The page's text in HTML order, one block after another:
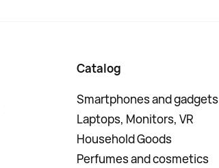
Catalog
Smartphones and gadgets
Laptops, Monitors, VR
Household Goods
Perfumes and cosmetics